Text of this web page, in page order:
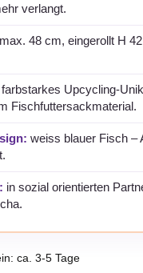
verlangt.
48 cm, eingerollt H
farbstarkes Upcycling-
Fischfuttersackmaterial.
weiss blauer Fisch –
in sozial orientierten
ca. 3-5 Tage